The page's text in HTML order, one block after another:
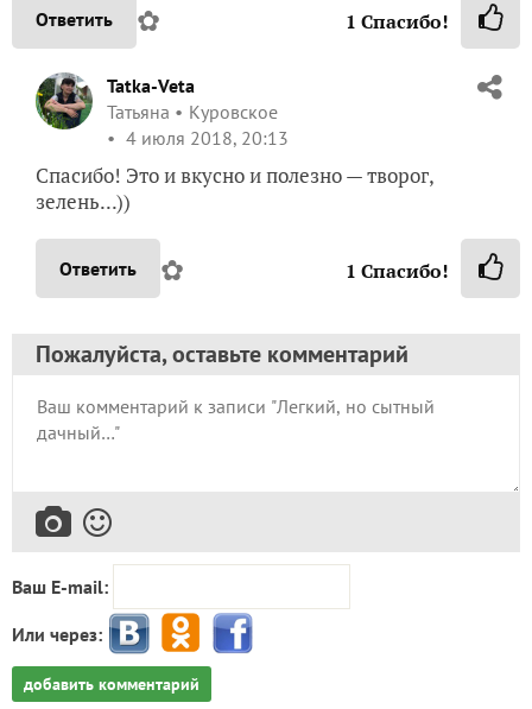
Ответить ✿ 1 Спасибо!
Tatka-Veta
Татьяна
Куровское
4 июля 2018, 20:13
Спасибо! Это и вкусно и полезно — творог,
зелень...))
Ответить ✿ 1 Спасибо!
Пожалуйста, оставьте комментарий
Ваш E-mail:
Или через:
добавить комментарий